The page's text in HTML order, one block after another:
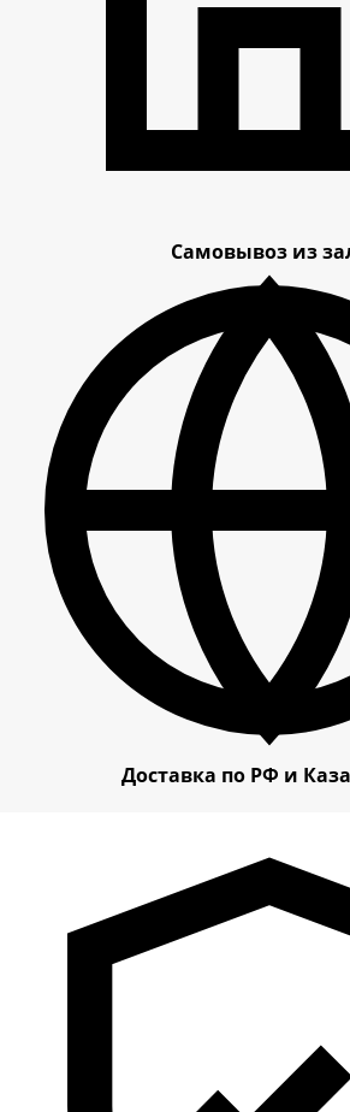
Самовывоз из
Доставка по РФ и